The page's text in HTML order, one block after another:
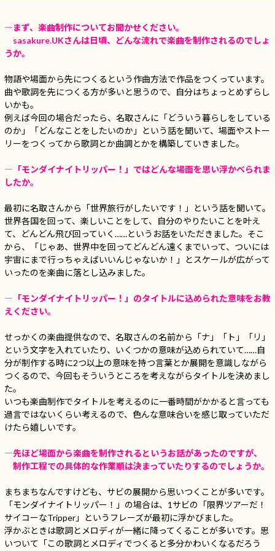
―まず、楽曲制作についてお聞かせください。
sasakure.UKさんは日頃、どんな流れで楽曲を制作されるのでしょ
うか。
物語や場面から先につくるという作曲方法で作品をつくっています。
曲や歌詞を先につくる方が多いと思うので、自分はちょっとめずらし
いかも。
例えば今回の場合だったら、名取さんに「どういう暮らしをしている
のか」「どんなことをしたいのか」という話を聞いて、場面やストー
リーをつくってから歌詞とか曲調とかを構築していきました。
―「モンダイナイトリッパー！」ではどんな場面を思い浮かべられま
したか。
最初に名取さんから「世界旅行がしたいです！」という話を聞いて。
世界各国を回って、楽しいことをして、自分のやりたいことを叶え
て、どんどん飛び回っていく……というお話をいただきました。そこ
から、「じゃあ、世界中を回ってどんどん遠くまでいって、ついには
宇宙にまで行っちゃえばいいんじゃないか！」とスケールが広がって
いったのを楽曲に落とし込みました。
―「モンダイナイトリッパー！」のタイトルに込められた意味をお教
えください。
せっかくの楽曲提供なので、名取さんの名前から「ナ」「ト」「リ」
という文字を入れていたり、いくつかの意味が込められていて……自
分が制作する時に2つ以上の意味を持つ言葉とか展開を意識しながら
つくるので、今回もそういうところを考えながらタイトルを決めまし
た。
いつも楽曲制作でタイトルを考えるのに一番時間がかかると言っても
過言ではないくらい考えるので、色んな意味合いを感じ取っていただ
けたら嬉しいです。
―先ほど場面から楽曲を制作されるというお話があったのですが、
制作工程での具体的な作業順は決まっていたりするのでしょうか。
まちまちなんですけども、サビの展開から思いつくことが多いです。
「モンダイナイトリッパー！」の場合は、1サビの「限界ツアーだ！
サイコーなTripper」というフレーズが最初に浮かびました。
浮かぶときは歌詞とメロディが一緒に降ってくることが多いです。思
いついて「この歌詞とメロディでつくると多分かわいくなるだろう